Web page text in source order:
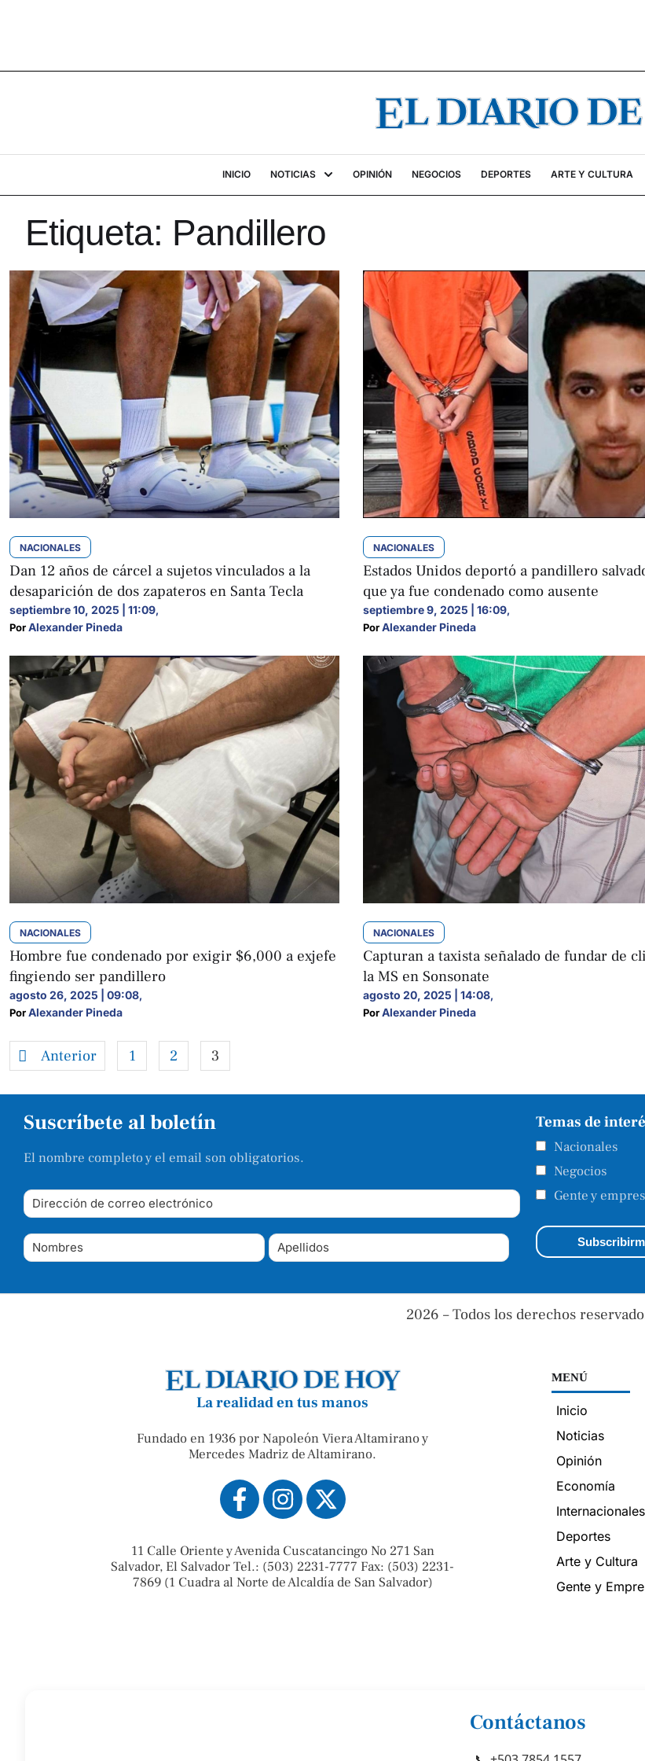
INICIO NOTICIAS OPINIÓN NEGOCIOS DEPORTES ARTE Y CULTURA
Etiqueta: Pandillero
NACIONALES
Dan 12 años de cárcel a sujetos vinculados a la
desaparición de dos zapateros en Santa Tecla
septiembre 10, 2025 | 11:09,
Por Alexander Pineda
NACIONALES
Estados Unidos deportó a pandillero
que ya fue condenado como ausente
septiembre 9, 2025 | 16:09,
Por Alexander Pineda
NACIONALES
Hombre fue condenado por exigir $6,000 a exjefe
fingiendo ser pandillero
agosto 26, 2025 | 09:08,
Por Alexander Pineda
NACIONALES
Capturan a taxista señalado de fundar de
la MS en Sonsonate
agosto 20, 2025 | 14:08,
Por Alexander Pineda
Anterior 1 2 3
Suscríbete al boletín
El nombre completo y el email son obligatorios.
Temas de
Nacionales
Negocios
Gente y
2026 – Todos los derechos
La realidad en tus manos
Fundado en 1936 por Napoleón Viera Altamirano y
Mercedes Madriz de Altamirano.
11 Calle Oriente y Avenida Cuscatancingo No 271 San
Salvador, El Salvador Tel.: (503) 2231-7777 Fax: (503) 2231-
7869 (1 Cuadra al Norte de Alcaldía de San Salvador)
MENÚ
Inicio
Noticias
Opinión
Economía
Internacionales
Deportes
Arte y Cultura
Gente y
Contáctanos